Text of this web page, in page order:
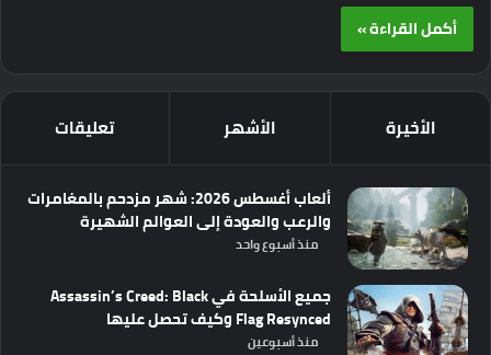
أكمل القراءة »
الأخيرة الأشهر تعليقات
ألعاب أغسطس 2026: شهر مزدحم بالمغامرات
والرعب والعودة إلى العوالم الشهيرة
منذ أسبوع واحد
جميع الأسلحة في Assassin’s Creed: Black
Flag Resynced وكيف تحصل عليها
منذ أسبوعين